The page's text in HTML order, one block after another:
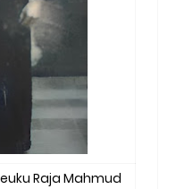
Raja Mahmud